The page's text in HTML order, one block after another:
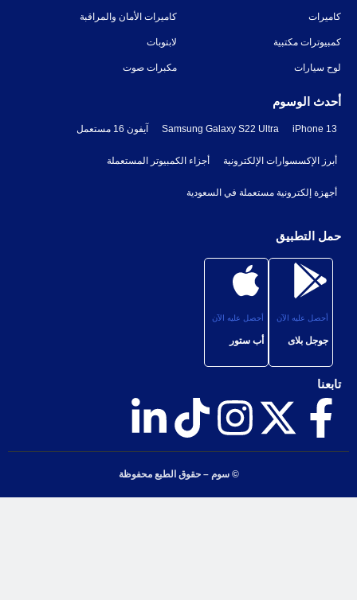
كاميرات كاميرات الأمان والمراقبة
كمبيوترات مكتبية لابتوبات
لوح سيارات مكبرات صوت
أحدث الوسوم
iPhone 13
Samsung Galaxy S22 Ultra آيفون 16 مستعمل
أبرز الإكسسوارات الإلكترونية أجزاء الكمبيوتر المستعملة
أجهزة إلكترونية مستعملة في السعودية
حمل التطبيق
أحصل عليه الآن
جوجل بلاى
أحصل عليه الآن
أب ستور
تابعنا
© سوم – حقوق الطبع محفوظة